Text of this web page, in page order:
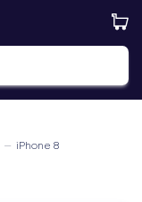
— iPhone 8